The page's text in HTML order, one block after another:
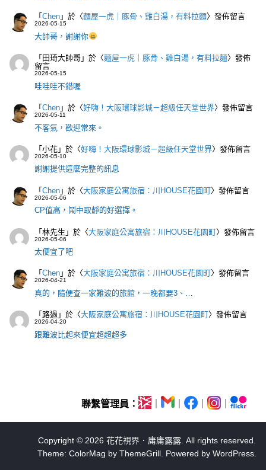
「Chen 」於〈麵屋一虎｜豚骨、雞白湯，有料拉麵〉發佈留言
2026-05-15
大帥哥，謝謝你
「 田琦大帥哥 」於〈麵屋一虎｜豚骨、雞白湯，有料拉麵〉發佈
留言
2026-05-15
哇哇哇不錯喔
「Chen 」於〈好嗨！大阪環球影城－超級任天堂世界〉發佈留言
2026-05-11
不客氣，歡迎常來。
「小花 」於〈好嗨！大阪環球影城－超級任天堂世界〉發佈留言
2026-05-10
謝謝提供這麼完整的訊息
「Chen 」於〈大阪家庭公寓旅宿：川HOUSE花園町〉發佈留言
2026-05-06
CP值高，鬧中取靜的好選擇。
「林先生 」於〈大阪家庭公寓旅宿：川HOUSE花園町〉發佈留言
2026-05-06
太便宜了吧
「Chen 」於〈大阪家庭公寓旅宿：川HOUSE花園町〉發佈留言
2026-04-21
真的，隨便查一家難波的旅館，一晚都要3、…
「 路過 」於〈大阪家庭公寓旅宿：川HOUSE花園町〉發佈留言
2026-04-20
跟難波比起來便宜超超超多
聯繫管理員： ｜ ｜ ｜
Copyright © 2026 花花視界．庸庸露露 . All rights reserved.
Theme: ColorMag by ThemeGrill. Powered by WordPress